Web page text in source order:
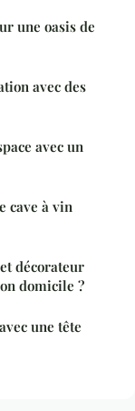
une oasis de
avec des
avec un
cave à vin
décorateur
domicile ?
une tête